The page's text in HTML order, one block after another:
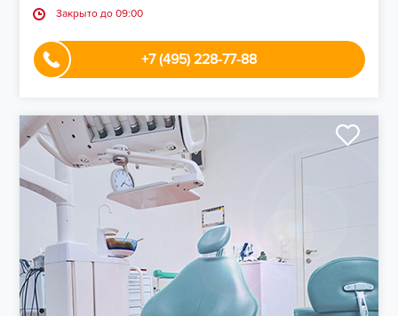
Закрыто до 09:00
+7 (495) 228-77-88